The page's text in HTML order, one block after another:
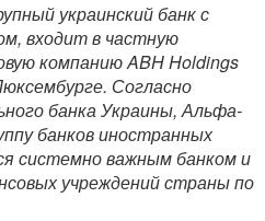
украинский банк с
входит в частную
компанию ABH Holdings
Согласно
банка Украины, Альфа-
банков иностранных
системно важным банком и
учреждений страны по